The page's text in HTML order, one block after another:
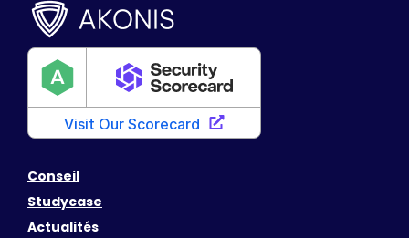
Conseil
Studycase
Actualités